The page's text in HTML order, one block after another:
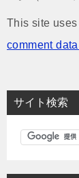
This site
comment
サイト検索